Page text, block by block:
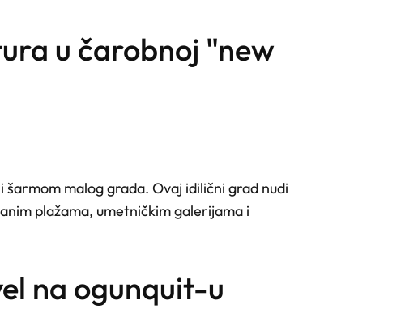
malog grada. Ovaj idilični grad nudi
plažama, umetničkim galerijama i
na ogunquit-u